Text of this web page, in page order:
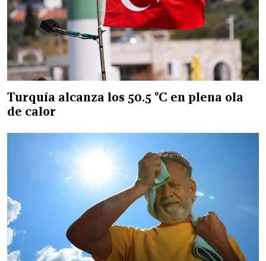
Turquía alcanza los 50.5 °C en plena ola
de calor